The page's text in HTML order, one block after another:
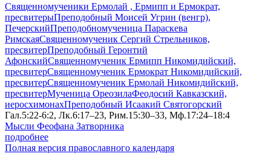
Священномученики Ермолай , Ермипп и Ермократ,
пресвитерыПреподобный Моисей Угрин (венгр),
ПечерскийПреподобномученица Параскева
РимскаяСвященномученик Сергий Стрельников,
пресвитерПреподобный Геронтий
АфонскийСвященномученик Ермипп Никомидийский,
пресвитерСвященномученик Ермократ Никомидийский,
пресвитерСвященномученик Ермолай Никомидийский,
пресвитерМученица ОреозилаФеодосий Кавказский,
иеросхимонахПреподобный Исаакий Святогорский
Гал.5:22-6:2, Лк.6:17–23, Рим.15:30–33, Мф.17:24–18:4
Мысли Феофана Затворника
подробнее
Полная версия православного календаря